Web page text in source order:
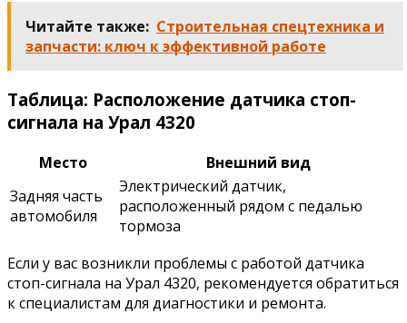
Читайте также: Строительная спецтехника и
запчасти: ключ к эффективной работе
Таблица: Расположение датчика стоп-
сигнала на Урал 4320
Место
Внешний вид
Задняя часть
автомобиля
Электрический датчик,
расположенный рядом с педалью
тормоза
Если у вас возникли проблемы с работой датчика
стоп-сигнала на Урал 4320, рекомендуется обратиться
к специалистам для диагностики и ремонта.